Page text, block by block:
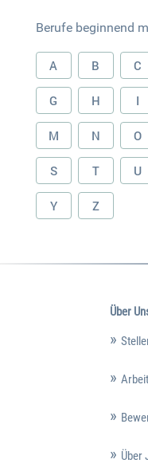
Berufe beginnend
A B C
G H I
M N O
S T U
Y Z
Über
Über